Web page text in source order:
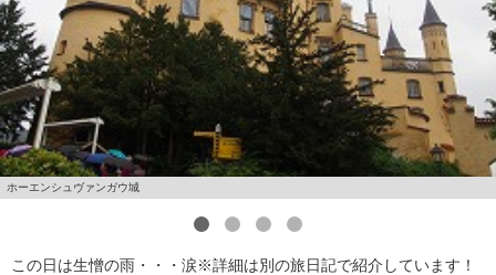
ホーエンシュヴァンガウ城
この日は生憎の雨・・・涙※詳細は別の旅日記で紹介しています！